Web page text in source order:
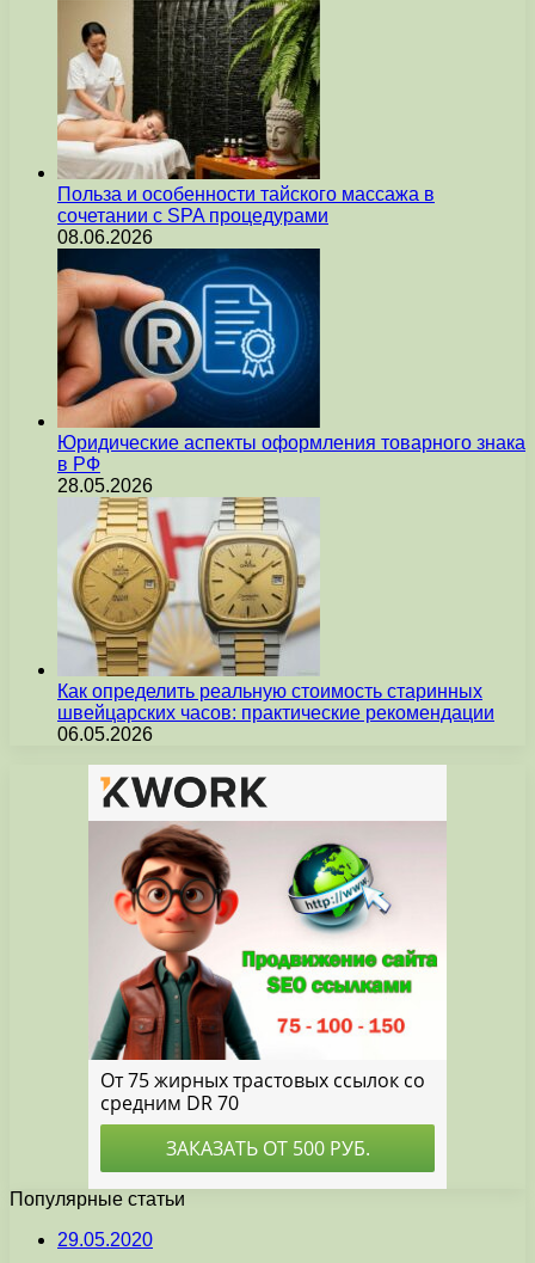
Польза и особенности тайского массажа в
сочетании с SPA процедурами
08.06.2026
Юридические аспекты оформления товарного знака
в РФ
28.05.2026
Как определить реальную стоимость старинных
швейцарских часов: практические рекомендации
06.05.2026
Популярные статьи
29.05.2020